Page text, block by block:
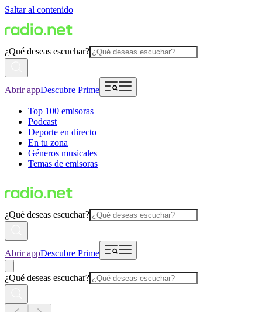
Saltar al contenido
¿Qué deseas escuchar?
Abrir appDescubre Prime
Top 100 emisoras
Podcast
Deporte en directo
En tu zona
Géneros musicales
Temas de emisoras
¿Qué deseas escuchar?
Abrir appDescubre Prime
¿Qué deseas escuchar?